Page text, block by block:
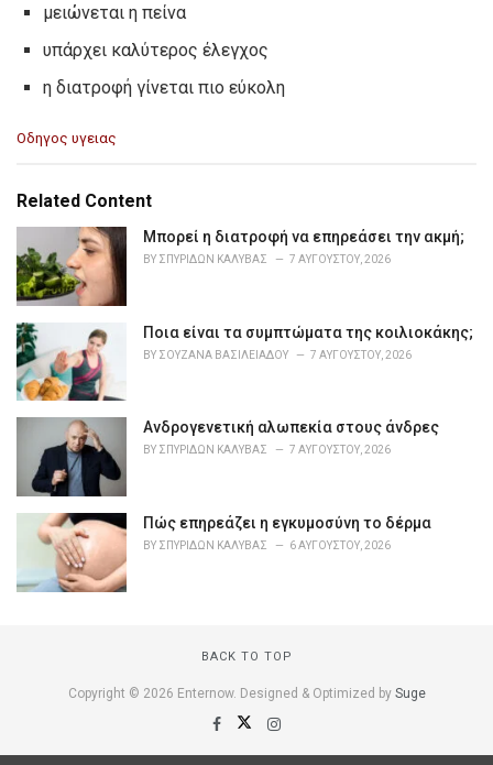
μειώνεται η πείνα
υπάρχει καλύτερος έλεγχος
η διατροφή γίνεται πιο εύκολη
C
e
r
i
e
:
Οδηγος υγειας
Related Content
Μπορεί η διατροφή να επηρεάσει την ακμή;
BY ΣΠΥΡΊΔΩΝ ΚΑΛΎΒΑΣ 7 ΑΥΓΟΎΣΤΟΥ, 2026
Ποια είναι τα συμπτώματα της κοιλιοκάκης;
BY ΣΟΥΖΆΝΑ ΒΑΣΙΛΕΙΆΔΟΥ 7 ΑΥΓΟΎΣΤΟΥ, 2026
Ανδρογενετική αλωπεκία στους άνδρες
BY ΣΠΥΡΊΔΩΝ ΚΑΛΎΒΑΣ 7 ΑΥΓΟΎΣΤΟΥ, 2026
Πώς επηρεάζει η εγκυμοσύνη το δέρμα
BY ΣΠΥΡΊΔΩΝ ΚΑΛΎΒΑΣ 6 ΑΥΓΟΎΣΤΟΥ, 2026
BACK TO TOP
Copyright © 2026 Enternow. Designed & Optimized by Suge